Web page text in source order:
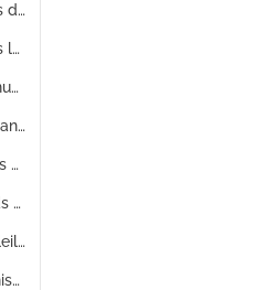
Contrat de ville.- programmations et bilans intermédiaires des projets tous quartiers, accords de principe, proposition de programmations d'activités et d'animations, demandes de subventions : correspondance, états des dépenses et recettes, comptes rendus
Contrat de ville.- bilans financiers des projets menés dans les quartiers Planoise, Grette/Brulard et Montrapon/Fontaine-Ecu, programme de dynamisation de centre commercial, développement des services de proximité, journal de quartier ("Boulevard Nord" de Montrapon) avec mini roman photo : avis de chefs de projets et de délégation municipale, correspondance, rapports d'activités, bilans financiers, comptes rendus, factures
Contrat de ville.- financement et gestion des projets retenus et non retenus dans les quartiers Planoise, Grette, Acacias, Clairs-Soleils et Malcombe, subventions accordées par la ville aux associations et maisons de quartier : diagnostic social, correspondance, tableaux financiers, demandes de subventions
Contrat de ville.- aménagements extérieurs et scolaires dans les quartiers (Acacias, cité des Beaumes, Planoise, Saint-Ferjeux/Amitié, Orchamps, Clairs-Soleils, Condorcet), aménagement d'aires de jeux pour enfants et de terrain de sport, demande de subvention, organisation de colloques, redynamisation des écoles de quartiers à travers les besoins en aménagement et en équipement matériel : plans de financement, conventions, descriptif des travaux
Contrat de ville.- développement de la régie des quartiers et du quartier Planoise, demandes de subventions de nombreux organismes et associations, bilan de fête de quartier de Planoise avec photographies de bonne qualité, recensement des événements de délinquance et d'incivilité : diagnostic sécurité, factures et devis, statuts, dossier de presse, budget prévisionnel
Contrat de ville.- insertion par le sport grâce au FAS (fonds d'aide au sport) dans les quartiers Planoise, Orchamps, Clairs-Soleils, Velotte et Clairs-Soleils), demandes de subventions par les associations/clubs de sports (boxe anglaise, boxe française savate, basketball, football, taekwondo, handball) assemblées générales : attestations de réalisation, rapports, statuts, tableaux de budgets, comptes rendus
Contrat de ville.- suivi des projets des quartiers Clairs-Soleils, Acacias, Grette/Brulard et Planoise, partenariats financiers (État, CCAS), exemplaires d'un journal de quartier ("Boulevard Nord" de Montrapon) : attestations de réalisation avec pièces justificatives, contrat de vente entre la municipalité et un prestataire en événementiel (SARL Vitamine), factures, devis, rapport de comptes annuel
Contrat de ville.- subventions accordées par divers organismes (CCAS, DDE, CAF&) pour les projets de quartiers (Planoise, Rosemont/Saint Ferjeux) : intégration par des réseaux d'échanges, rénovation d'écoles, échanges solidaires de savoirs, aménagement d'aires de jeux : bilans, correspondance, délibérations de conseil municipal, articles de presse, arrêté préfectoraux